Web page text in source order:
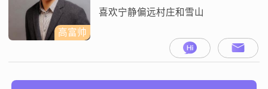
烟，社交时偶尔饮酒，与“三高”无
高富帅
喜欢宁静偏远村庄和雪山